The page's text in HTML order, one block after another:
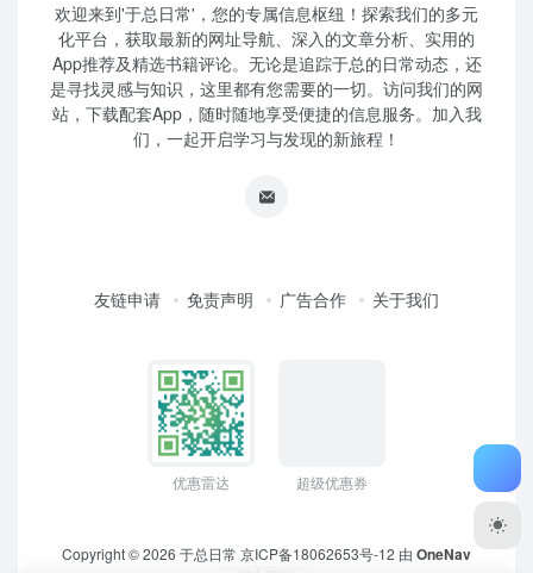
欢迎来到'于总日常'，您的专属信息枢纽！探索我们的多元
化平台，获取最新的网址导航、深入的文章分析、实用的
App推荐及精选书籍评论。无论是追踪于总的日常动态，还
是寻找灵感与知识，这里都有您需要的一切。访问我们的网
站，下载配套App，随时随地享受便捷的信息服务。加入我
们，一起开启学习与发现的新旅程！
友链申请 免责声明 广告合作 关于我们
优惠雷达 超级优惠券
Copyright © 2026 于总日常 京ICP备18062653号-12 由 OneNav